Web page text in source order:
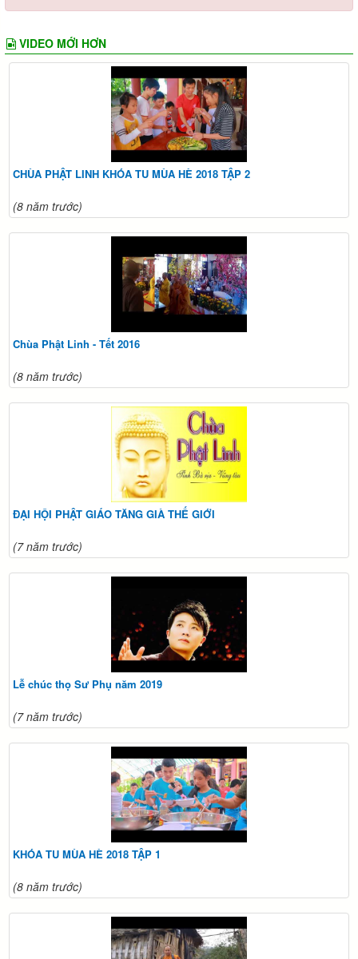
VIDEO MỚI HƠN
CHÙA PHẬT LINH KHÓA TU MÙA HÈ 2018 TẬP 2
(8 năm trước)
Chùa Phật Linh - Tết 2016
(8 năm trước)
ĐẠI HỘI PHẬT GIÁO TĂNG GIÀ THẾ GIỚI
(7 năm trước)
Lễ chúc thọ Sư Phụ năm 2019
(7 năm trước)
KHÓA TU MÙA HÈ 2018 TẬP 1
(8 năm trước)